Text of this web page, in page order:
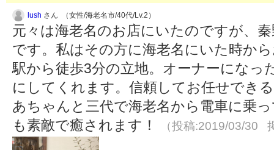
lush さん （女性/海老名市/40代/Lv.2）
元々は海老名のお店にいたのですが、
です。私はその方に海老名にいた時か
駅から徒歩3分の立地。オーナーになっ
にしてくれます。信頼してお任せでき
あちゃんと三代で海老名から電車に乗
も素敵で癒されます！
（投稿:2019/03/30